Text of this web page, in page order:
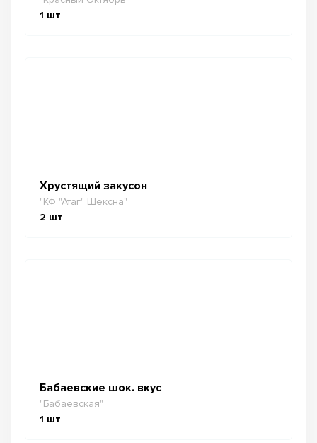
1 шт
Хрустящий закусон
"КФ "Атаг" Шексна"
2 шт
Бабаевские шок. вкус
"Бабаевская"
1 шт